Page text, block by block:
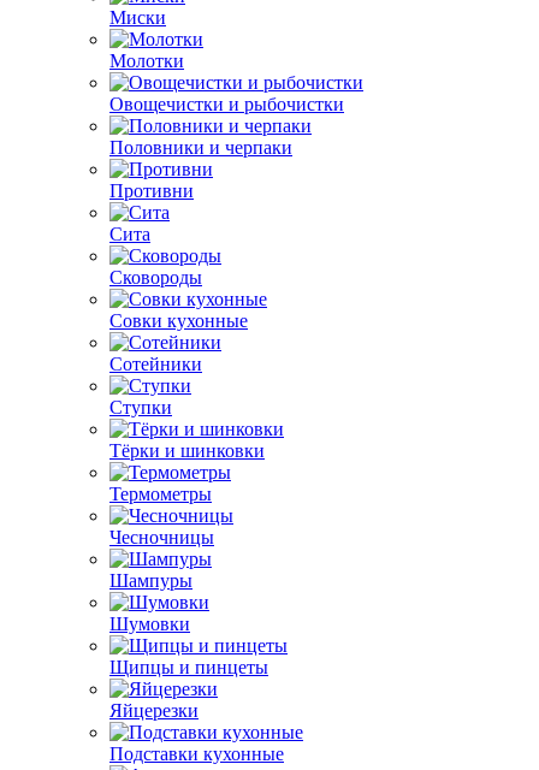
Миски
Молотки
Овощечистки и рыбочистки
Половники и черпаки
Противни
Сита
Сковороды
Совки кухонные
Сотейники
Ступки
Тёрки и шинковки
Термометры
Чесночницы
Шампуры
Шумовки
Щипцы и пинцеты
Яйцерезки
Подставки кухонные